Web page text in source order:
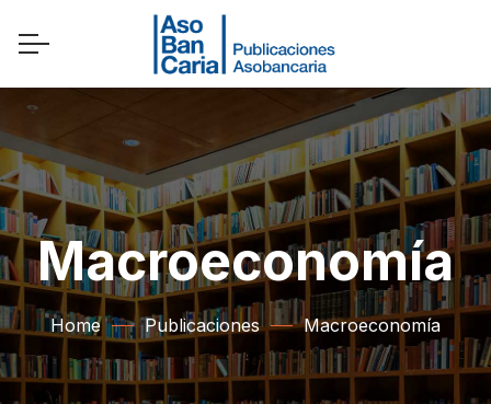
Macroeconomía
Home Publicaciones Macroeconomía